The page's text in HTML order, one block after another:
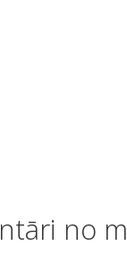
no